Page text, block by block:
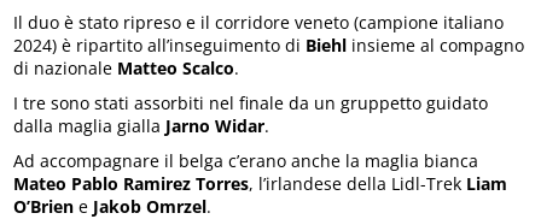
Il duo è stato ripreso e il corridore veneto (campione italiano
2024) è ripartito all’inseguimento di Biehl insieme al compagno
di nazionale Matteo Scalco.
I tre sono stati assorbiti nel finale da un gruppetto guidato
dalla maglia gialla Jarno Widar.
Ad accompagnare il belga c’erano anche la maglia bianca
Mateo Pablo Ramirez Torres, l’irlandese della Lidl-Trek Liam
O’Brien e Jakob Omrzel.